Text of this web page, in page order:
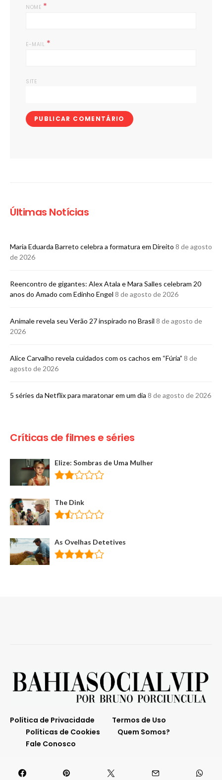
NOME *
E-MAIL *
SITE
Últimas Notícias
Maria Eduarda Barreto celebra a formatura em Direito 8 de agosto
de 2026
Reencontro de gigantes: Alex Atala e Mara Salles celebram 20
anos do Amado com Edinho Engel 8 de agosto de 2026
Animale revela seu Verão 27 inspirado no Brasil 8 de agosto de
2026
Alice Carvalho revela cuidados com os cachos em “Fúria” 8 de
agosto de 2026
5 séries da Netflix para maratonar em um dia 8 de agosto de 2026
Críticas de filmes e séries
Elize: Sombras de Uma Mulher
The Dink
As Ovelhas Detetives
Política de Privacidade
Termos de Uso
Políticas de Cookies
Quem Somos?
Fale Conosco